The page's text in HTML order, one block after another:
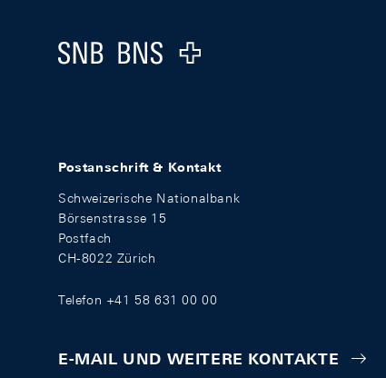
Logo
Postanschrift & Kontakt
Schweizerische Nationalbank
Börsenstrasse 15
Postfach
CH-8022 Zürich
Telefon +41 58 631 00 00
E-MAIL UND WEITERE KONTAKTE